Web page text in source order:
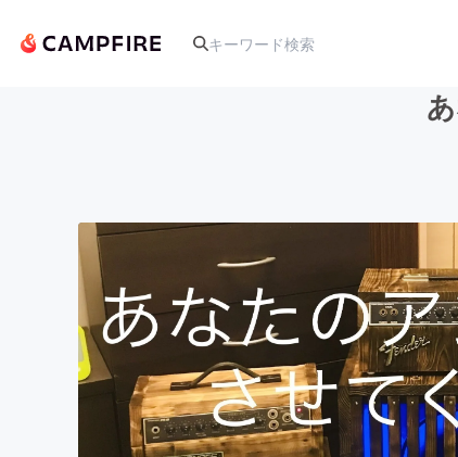
アート・写真
テクノロジー・ガジェット
映像・映画
ビジネス・起業